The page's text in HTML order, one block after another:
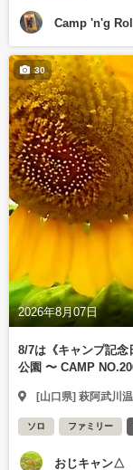
Camp 'n'g
2026年8月07日
30
8/7は《キャンプ記
公園 〜 CAMP
[山口県] 萩阿武川
ソロ ファミリー
おじキャン△